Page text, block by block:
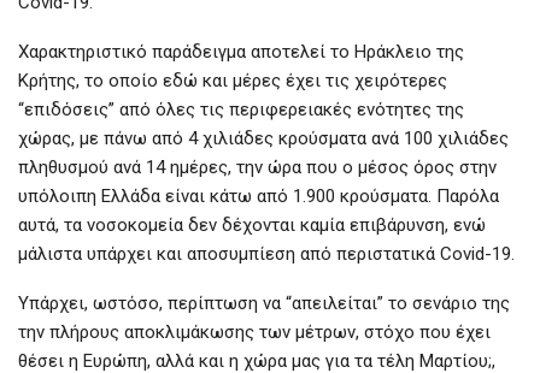
Χαρακτηριστικό παράδειγμα αποτελεί το Ηράκλειο της
Κρήτης, το οποίο εδώ και μέρες έχει τις χειρότερες
“επιδόσεις” από όλες τις περιφερειακές ενότητες της
χώρας, με πάνω από 4 χιλιάδες κρούσματα ανά 100 χιλιάδες
πληθυσμού ανά 14 ημέρες, την ώρα που ο μέσος όρος στην
υπόλοιπη Ελλάδα είναι κάτω από 1.900 κρούσματα. Παρόλα
αυτά, τα νοσοκομεία δεν δέχονται καμία επιβάρυνση, ενώ
μάλιστα υπάρχει και αποσυμπίεση από περιστατικά Covid-19.
Υπάρχει, ωστόσο, περίπτωση να “απειλείται” το σενάριο της
την πλήρους αποκλιμάκωσης των μέτρων, στόχο που έχει
θέσει η Ευρώπη, αλλά και η χώρα μας για τα τέλη Μαρτίου;,